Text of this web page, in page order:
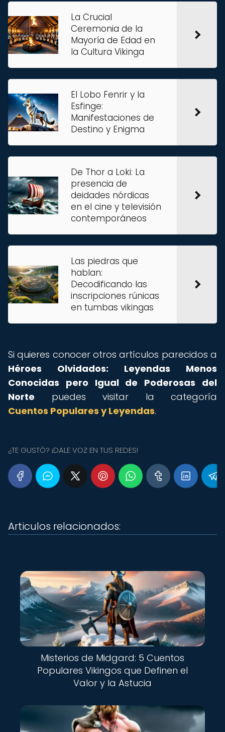
La Crucial
Ceremonia de la
Mayoría de Edad en
la Cultura Vikinga
El Lobo Fenrir y la
Esfinge:
Manifestaciones de
Destino y Enigma
De Thor a Loki: La
presencia de
deidades nórdicas
en el cine y televisión
contemporáneos
Las piedras que
hablan:
Decodificando las
inscripciones rúnicas
en tumbas vikingas
Si quieres conocer otros artículos parecidos a
Héroes Olvidados: Leyendas Menos
Conocidas pero Igual de Poderosas del
Norte puedes visitar la categoría
Cuentos Populares y Leyendas.
¿TE GUSTÓ? ¡DALE VOZ EN TUS REDES!
Articulos relacionados:
Misterios de Midgard: 5 Cuentos
Populares Vikingos que Definen el
Valor y la Astucia